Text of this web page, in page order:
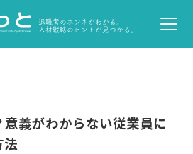
退職者のホンネがわかる。
人材戦略のヒントが見つかる。
義がわからない従業員に
法